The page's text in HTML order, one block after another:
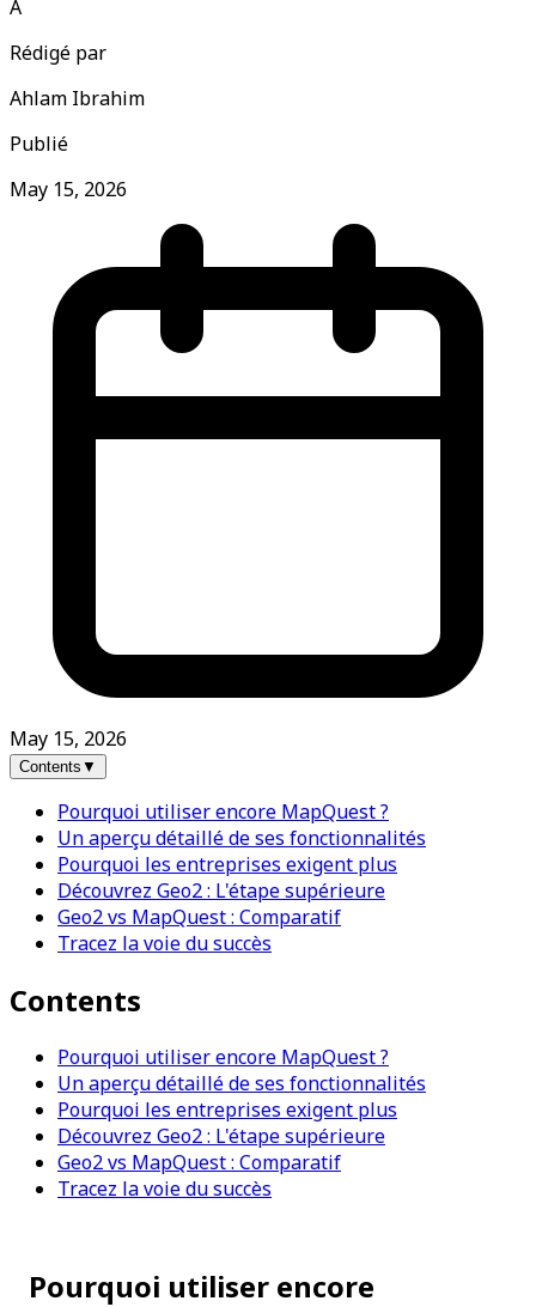
A
Rédigé par
Ahlam Ibrahim
Publié
May 15, 2026
May 15, 2026
Contents ▼
Pourquoi utiliser encore MapQuest ?
Un aperçu détaillé de ses fonctionnalités
Pourquoi les entreprises exigent plus
Découvrez Geo2 : L'étape supérieure
Geo2 vs MapQuest : Comparatif
Tracez la voie du succès
Contents
Pourquoi utiliser encore MapQuest ?
Un aperçu détaillé de ses fonctionnalités
Pourquoi les entreprises exigent plus
Découvrez Geo2 : L'étape supérieure
Geo2 vs MapQuest : Comparatif
Tracez la voie du succès
Pourquoi utiliser encore